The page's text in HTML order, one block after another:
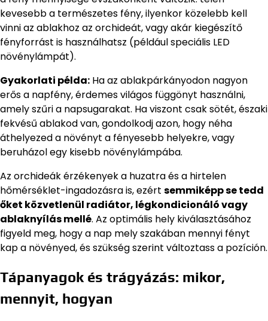
kevesebb a természetes fény, ilyenkor közelebb kell
vinni az ablakhoz az orchideát, vagy akár kiegészítő
fényforrást is használhatsz (például speciális LED
növénylámpát).
Gyakorlati példa: Ha az ablakpárkányodon nagyon
erős a napfény, érdemes világos függönyt használni,
amely szűri a napsugarakat. Ha viszont csak sötét, északi
fekvésű ablakod van, gondolkodj azon, hogy néha
áthelyezed a növényt a fényesebb helyekre, vagy
beruházol egy kisebb növénylámpába.
Az orchideák érzékenyek a huzatra és a hirtelen
hőmérséklet-ingadozásra is, ezért semmiképp se tedd
őket közvetlenül radiátor, légkondicionáló vagy
ablaknyílás mellé. Az optimális hely kiválasztásához
figyeld meg, hogy a nap mely szakában mennyi fényt
kap a növényed, és szükség szerint változtass a pozíción.
Tápanyagok és trágyázás: mikor,
mennyit, hogyan